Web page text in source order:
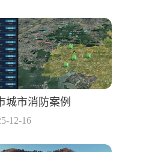
城市消防案例
12-16